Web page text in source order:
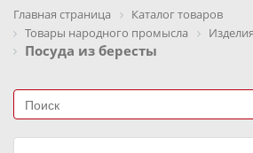
Главная страница
Каталог товаров
Товары народного промысла
Посуда из бересты